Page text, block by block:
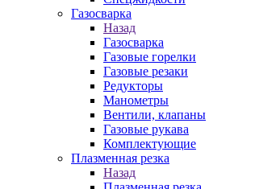
Газосварка
Назад
Газосварка
Газовые горелки
Газовые резаки
Редукторы
Манометры
Вентили, клапаны
Газовые рукава
Комплектующие
Плазменная резка
Назад